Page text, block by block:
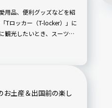
用品、便利グッズなどを紹
Tロッカー（T-locker）」に
観光したいとき、スーツケ
ーに空きがない……」とな
お土産＆出国前の楽し